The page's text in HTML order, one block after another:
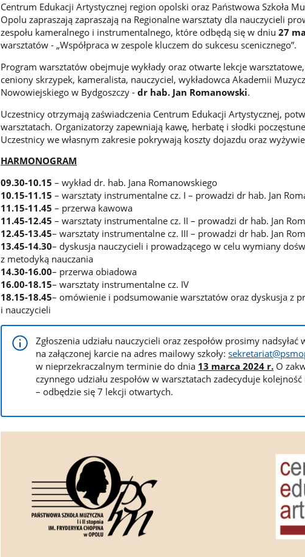
Centrum Edukacji Artystycznej region opolski oraz Państwowa Szkoła
Opolu zapraszają zapraszają na Regionalne warsztaty dla nauczycieli
zespołu kameralnego i instrumentalnego, które odbędą się w dniu 27
warsztatów - „Współpraca w zespole kluczem do sukcesu scenicznego”.
Program warsztatów obejmuje wykłady oraz otwarte lekcje
ceniony skrzypek, kameralista, nauczyciel, wykładowca Akademii
Nowowiejskiego w Bydgoszczy - dr hab. Jan Romanowski.
Uczestnicy otrzymają zaświadczenia Centrum Edukacji Artystycznej,
warsztatach. Organizatorzy zapewniają kawę, herbatę i słodki
Uczestnicy we własnym zakresie pokrywają koszty dojazdu oraz
HARMONOGRAM
09.30-10.15 – wykład dr. hab. Jana Romanowskiego
10.15-11.15 – warsztaty instrumentalne cz. I – prowadzi dr hab. Jan
11.15-11.45 – przerwa kawowa
11.45-12.45 – warsztaty instrumentalne cz. II – prowadzi dr hab. Jan
12.45-13.45– warsztaty instrumentalne cz. III – prowadzi dr hab. Jan
13.45-14.30– dyskusja nauczycieli i prowadzącego w celu wymiany
z metodyką nauczania
14.30-16.00– przerwa obiadowa
16.00-18.15– warsztaty instrumentalne cz. IV
18.15-18.45– omówienie i podsumowanie warsztatów oraz dyskusja z
i nauczycieli
Zgłoszenia udziału nauczycieli oraz zespołów prosimy
na załączonej karcie na adres mailowy szkoły:
w nieprzekraczalnym terminie do dnia 13 marca 2024 r.O
czynnego udziału zespołów w warsztatach zadecyduje kolejność
– odbędzie się 7 lekcji otwartych.